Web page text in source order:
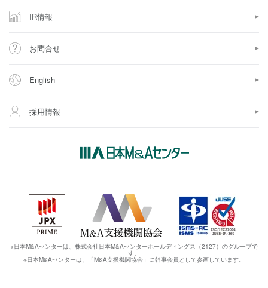
IR情報
お問合せ
English
採用情報
※日本M&Aセンターは、株式会社日本M&Aセンターホールディングス（2127）のグループで
す。
※日本M&Aセンターは、「M&A支援機関協会」に幹事会員として参画しています。